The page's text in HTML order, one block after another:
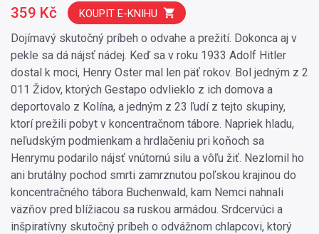
Dojímavý skutočný príbeh o odvahe a prežití. Dokonca aj v
pekle sa dá nájsť nádej. Keď sa v roku 1933 Adolf Hitler
dostal k moci, Henry Oster mal len päť rokov. Bol jedným z 2
011 Židov, ktorých Gestapo odvlieklo z ich domova a
deportovalo z Kolína, a jedným z 23 ľudí z tejto skupiny,
ktorí prežili pobyt v koncentračnom tábore. Napriek hladu,
neľudským podmienkam a hrdlačeniu pri koňoch sa
Henrymu podarilo nájsť vnútornú silu a vôľu žiť. Nezlomil ho
ani brutálny pochod smrti zamrznutou poľskou krajinou do
koncentračného tábora Buchenwald, kam Nemci nahnali
väzňov pred blížiacou sa ruskou armádou. Srdcervúci a
inšpiratívny skutočný príbeh o odvážnom chlapcovi, ktorý
359 Kč KOUPIT E-KNIHU